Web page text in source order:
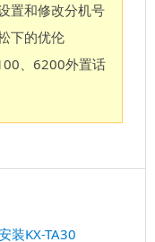
置和修改分机号
下的优伦
、6200外置话
装KX-TA30